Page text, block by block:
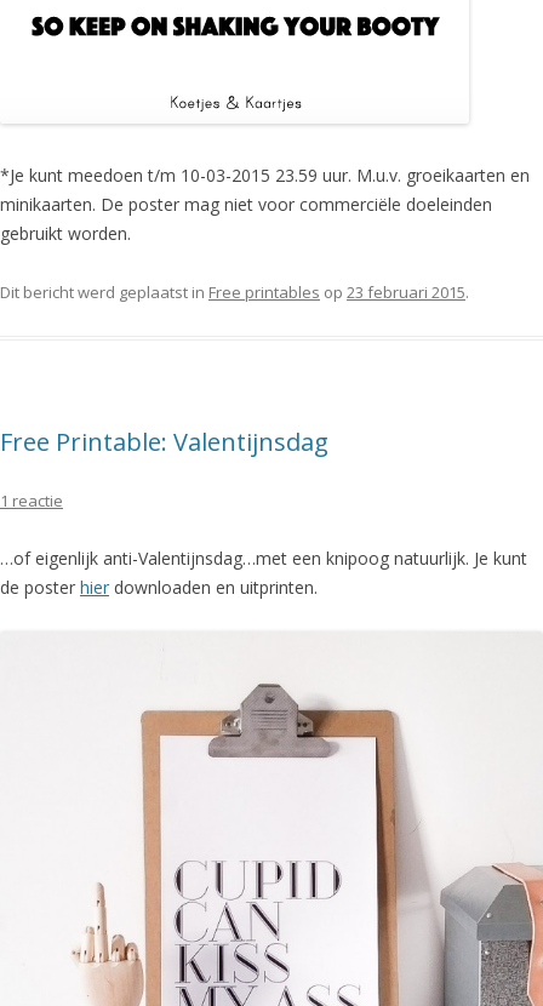
*Je kunt meedoen t/m 10-03-2015 23.59 uur. M.u.v. groeikaarten en
minikaarten. De poster mag niet voor commerciële doeleinden
gebruikt worden.
Dit bericht werd geplaatst in Free printables op 23 februari 2015.
Free Printable: Valentijnsdag
1 reactie
…of eigenlijk anti-Valentijnsdag…met een knipoog natuurlijk. Je kunt
de poster hier downloaden en uitprinten.